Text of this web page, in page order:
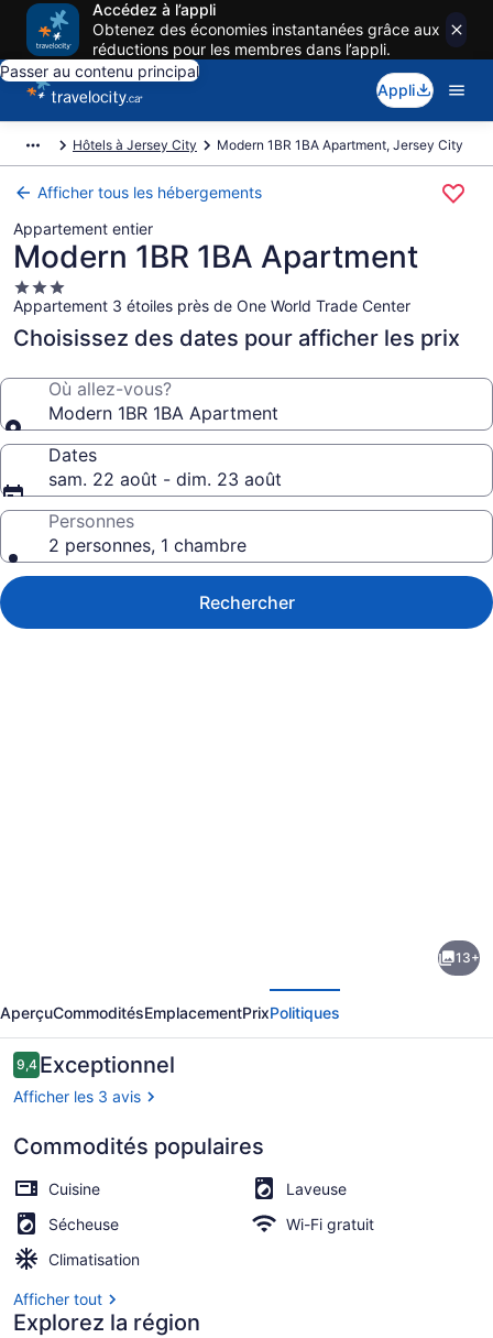
Accédez à l’appli
Obtenez des économies instantanées grâce aux
réductions pour les membres dans l’appli.
Passer au contenu principal
Appli
Hôtels à Jersey City Modern 1BR 1BA Apartment, Jersey City
Afficher tous les hébergements
Appartement entier
Modern 1BR 1BA Apartment
Hébergement
3.0 étoiles
Appartement 3 étoiles près de One World Trade Center
Choisissez des dates pour afficher les prix
Où allez-vous?
Modern 1BR 1BA Apartment
Dates
sam. 22 août - dim. 23 août
Personnes
2 personnes, 1 chambre
Rechercher
Modern
1BR
1BA
Apartment
Appartement luxueux | Bureau,
13+
AperçuCommoditésEmplacementPrixPolitiques
Avis
9,49,4 sur 10 –
Exceptionnel
Afficher les 3 avis
Commodités populaires
Cuisine
Laveuse
Sécheuse
Wi-Fi gratuit
Climatisation
Afficher tout
Explorez la région